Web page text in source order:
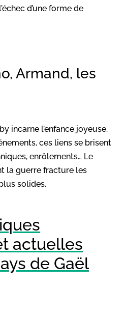
d’une forme de
Armand, les
incarne l’enfance joyeuse.
ces liens se brisent
enrôlements… Le
la guerre fracture les
solides.
actuelles
de Gaël